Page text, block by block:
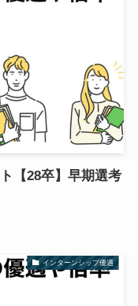
【28卒】早期選考
インターンシップ優遇